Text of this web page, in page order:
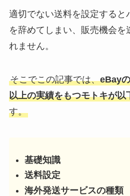
適切でない送料を設定すると
を辞めてしまい、販売機会を
れません。
そこでこの記事では、eBay
以上の実績をもつモトキが以
す。
基礎知識
送料設定
海外発送サービスの種類